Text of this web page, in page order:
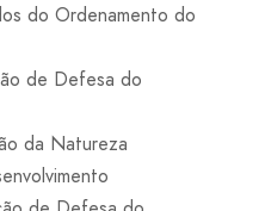
do Ordenamento do
de Defesa do
da Natureza